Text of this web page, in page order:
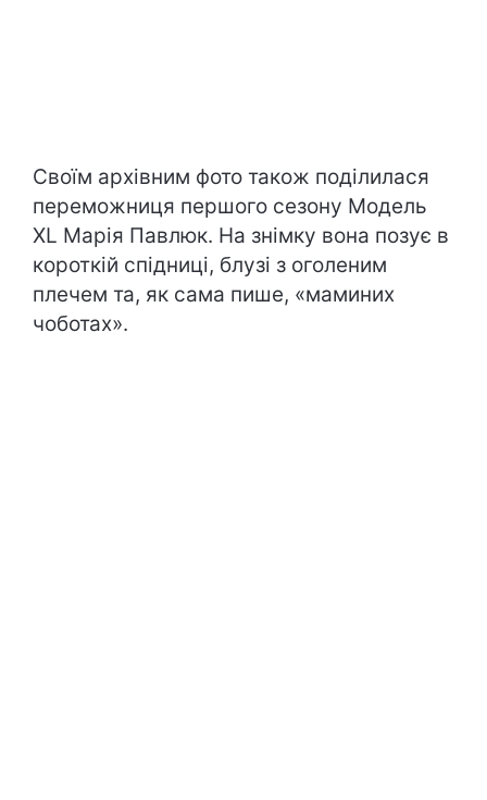
Своїм архівним фото також поділилася
переможниця першого сезону Модель
XL Марія Павлюк. На знімку вона позує в
короткій спідниці, блузі з оголеним
плечем та, як сама пише, «маминих
чоботах».